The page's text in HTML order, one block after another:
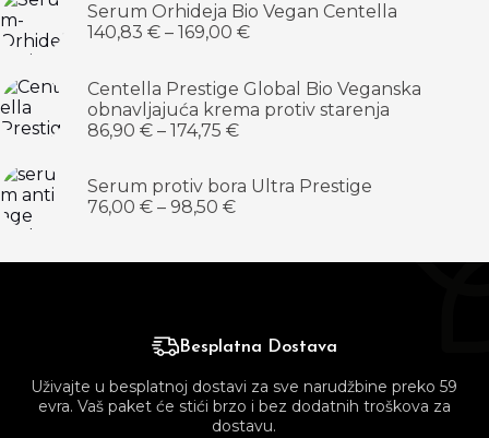
Serum Orhideja Bio Vegan Centella
140,83 € – 169,00 €
Centella Prestige Global Bio Veganska
obnavljajuća krema protiv starenja
86,90 € – 174,75 €
Serum protiv bora Ultra Prestige
76,00 € – 98,50 €
Besplatna Dostava
Uživajte u besplatnoj dostavi za sve narudžbine preko 59
evra. Vaš paket će stići brzo i bez dodatnih troškova za
dostavu.